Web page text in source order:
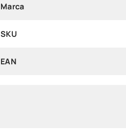
Marca
SKU
EAN